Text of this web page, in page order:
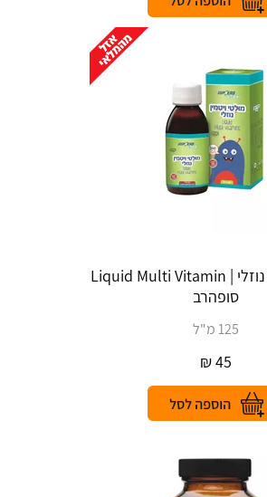
מולטי ויטמין נוזלי | Liquid Multi Vitamin
סופהרב
125 מ"ל
45
₪